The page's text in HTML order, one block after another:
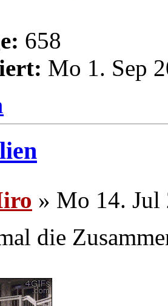
658
Mo 1. Sep
» Mo 14. Jul
die